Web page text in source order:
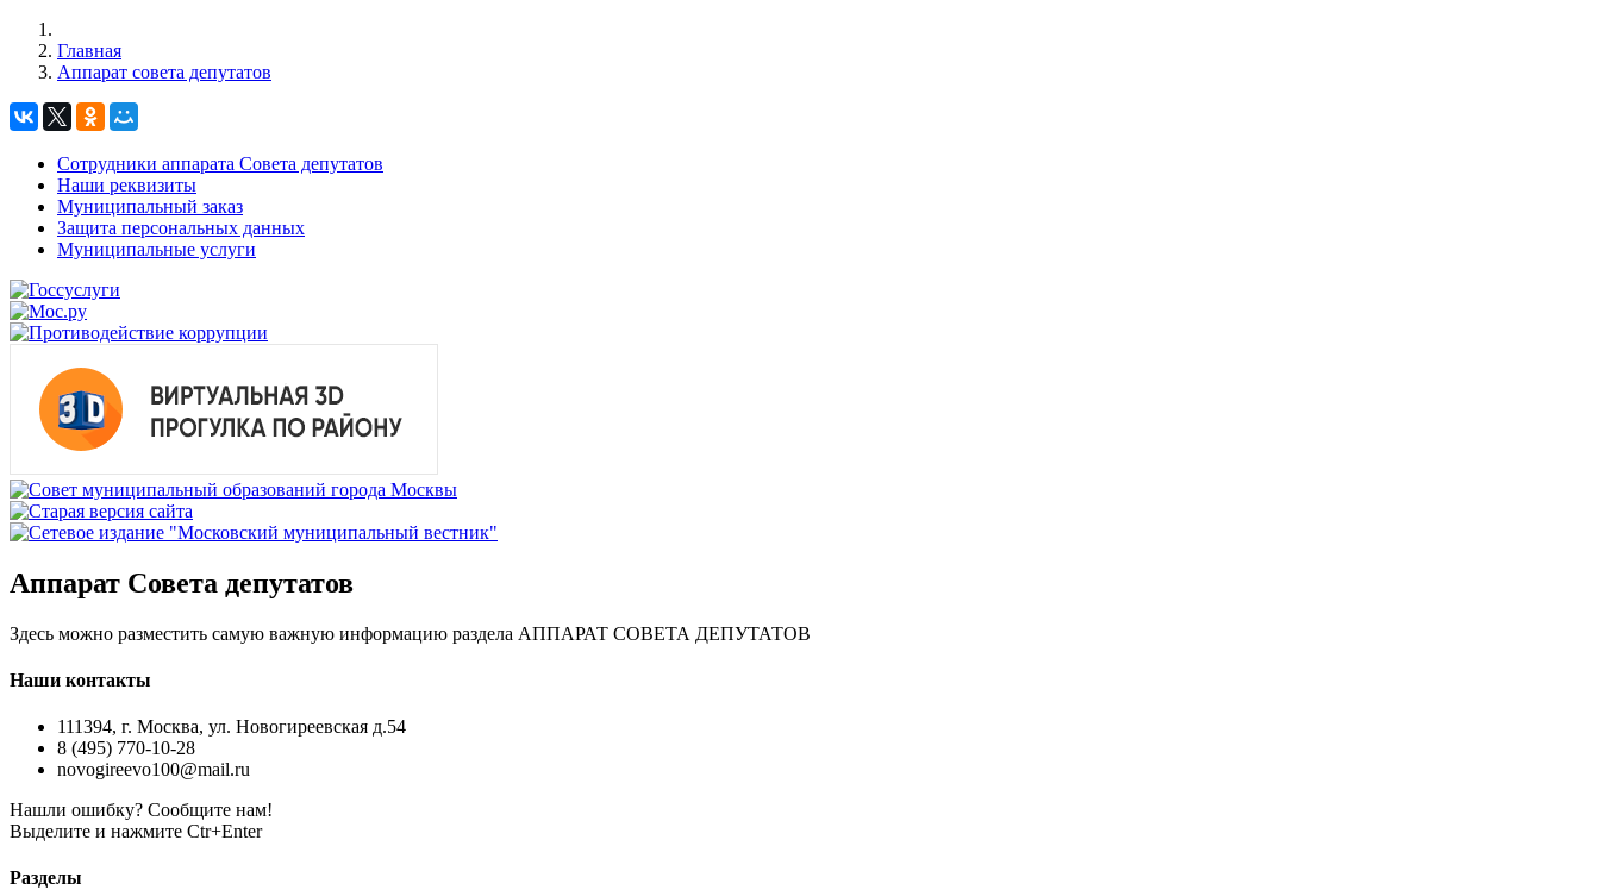
Главная
Аппарат совета депутатов
Сотрудники аппарата Совета депутатов
Наши реквизиты
Муниципальный заказ
Защита персональных данных
Муниципальные услуги
Аппарат Совета депутатов
Здесь можно разместить самую важную информацию раздела АППАРАТ СОВЕТА ДЕПУТАТОВ
Наши контакты
111394, г. Москва, ул. Новогиреевская д.54
8 (495) 770-10-28
novogireevo100@mail.ru
Нашли ошибку? Сообщите нам!
Выделите и нажмите Ctr+Enter
Разделы